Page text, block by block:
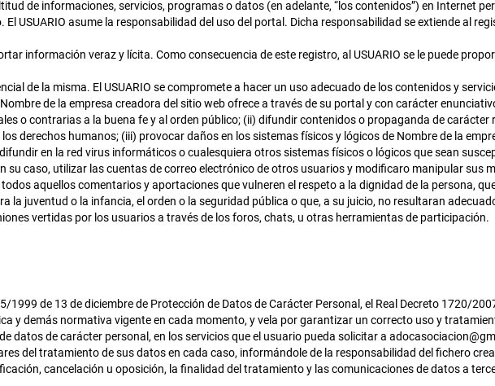
de informaciones, servicios, programas o datos (en adelante, “los contenidos”) en Internet
El USUARIO asume la responsabilidad del uso del portal. Dicha responsabilidad se extiende al
información veraz y lícita. Como consecuencia de este registro, al USUARIO se le puede
de la misma. El USUARIO se compromete a hacer un uso adecuado de los contenidos y
de la empresa creadora del sitio web ofrece a través de su portal y con carácter
o contrarias a la buena fe y al orden público; (ii) difundir contenidos o propaganda de
derechos humanos; (iii) provocar daños en los sistemas físicos y lógicos de Nombre de la
en la red virus informáticos o cualesquiera otros sistemas físicos o lógicos que sean
su caso, utilizar las cuentas de correo electrónico de otros usuarios y modificaro manipular sus
aquellos comentarios y aportaciones que vulneren el respeto a la dignidad de la persona,
juventud o la infancia, el orden o la seguridad pública o que, a su juicio, no resultaran
vertidas por los usuarios a través de los foros, chats, u otras herramientas de participación.
1999 de 13 de diciembre de Protección de Datos de Carácter Personal, el Real Decreto 1720/
y demás normativa vigente en cada momento, y vela por garantizar un correcto uso y
datos de carácter personal, en los servicios que el usuario pueda solicitar a
del tratamiento de sus datos en cada caso, informándole de la responsabilidad del fichero
cancelación u oposición, la finalidad del tratamiento y las comunicaciones de datos a